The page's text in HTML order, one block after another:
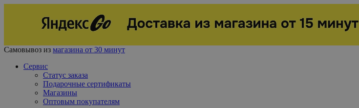
Самовывоз из магазина от 30 минут
Сервис
Статус заказа
Подарочные сертификаты
Магазины
Оптовым покупателям